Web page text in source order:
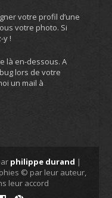
votre profil d’une
votre photo. Si
y !
là en-dessous. A
lors de votre
un mail à
philippe durand |
© par leur auteur,
leur accord